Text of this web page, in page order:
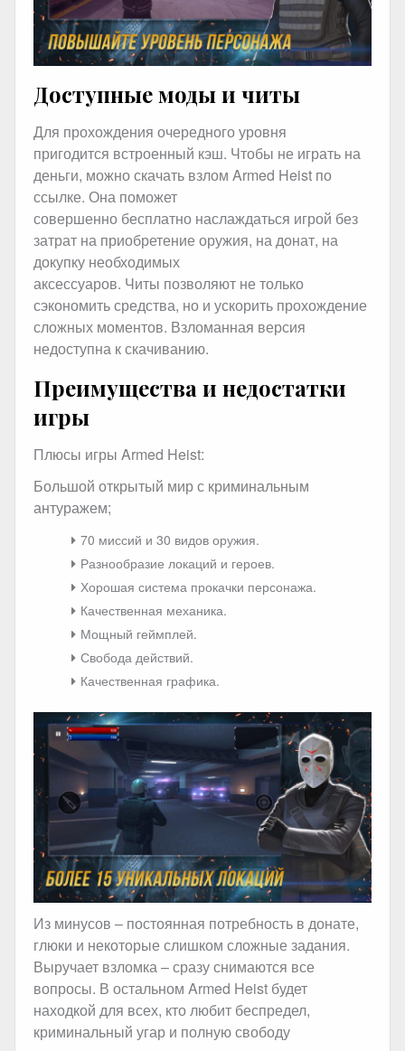
Доступные моды и читы
Для прохождения очередного уровня
пригодится встроенный кэш. Чтобы не играть на
деньги, можно скачать взлом Armed Heist по
ссылке. Она поможет
совершенно бесплатно наслаждаться игрой без
затрат на приобретение оружия, на донат, на
докупку необходимых
аксессуаров. Читы позволяют не только
сэкономить средства, но и ускорить прохождение
сложных моментов. Взломанная версия
недоступна к скачиванию.
Преимущества и недостатки
игры
Плюсы игры Armed Heist:
Большой открытый мир с криминальным
антуражем;
70 миссий и 30 видов оружия.
Разнообразие локаций и героев.
Хорошая система прокачки персонажа.
Качественная механика.
Мощный геймплей.
Свобода действий.
Качественная графика.
Из минусов – постоянная потребность в донате,
глюки и некоторые слишком сложные задания.
Выручает взломка – сразу снимаются все
вопросы. В остальном Armed Heist будет
находкой для всех, кто любит беспредел,
криминальный угар и полную свободу